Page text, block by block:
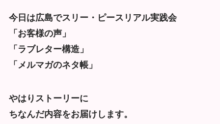
今日は広島でスリー・ピースリアル実践会
「お客様の声」
「ラブレター構造」
「メルマガのネタ帳」
やはりストーリーに
ちなんだ内容をお届けします。